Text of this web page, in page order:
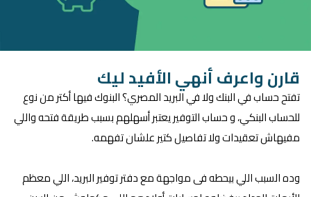
قارن واعرف أنهي الأفيد ليك
تفتح حساب في البنك ولا في البريد المصري؟ البنوك فيها أكتر من نوع
للحساب البنكي، و حساب التوفير يعتبر أسهلهم بسبب طريقة فتحه واللي
مفيهاش تعقيدات ولا تفاصيل كتير علشان تفهمه.
وده السبب اللي بيحطه فى مواجهة مع دفتر توفير البريد، اللي معظم